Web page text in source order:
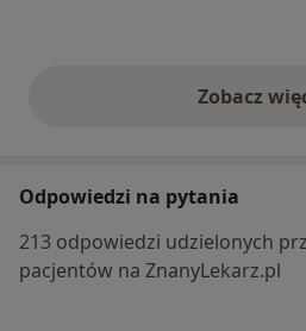
Zobacz
Odpowiedzi na pytania
213 odpowiedzi udzielonych
pacjentów na ZnanyLekarz.pl